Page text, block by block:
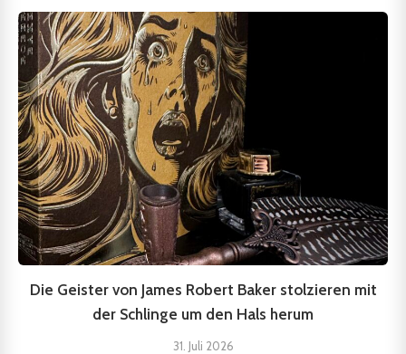
Die Geister von James Robert Baker stolzieren mit
der Schlinge um den Hals herum
31. Juli 2026